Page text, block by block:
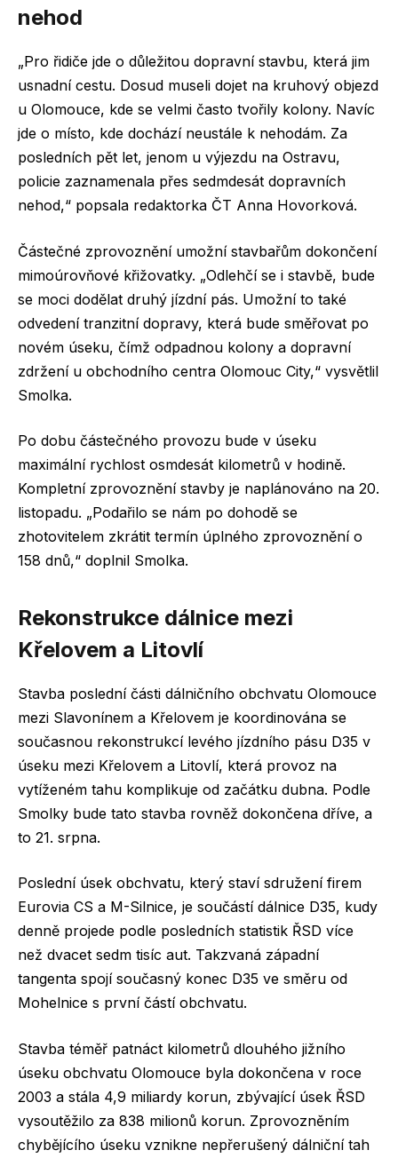
nehod
„Pro řidiče jde o důležitou dopravní stavbu, která jim
usnadní cestu. Dosud museli dojet na kruhový objezd
u Olomouce, kde se velmi často tvořily kolony. Navíc
jde o místo, kde dochází neustále k nehodám. Za
posledních pět let, jenom u výjezdu na Ostravu,
policie zaznamenala přes sedmdesát dopravních
nehod,“ popsala redaktorka ČT Anna Hovorková.
Částečné zprovoznění umožní stavbařům dokončení
mimoúrovňové křižovatky. „Odlehčí se i stavbě, bude
se moci dodělat druhý jízdní pás. Umožní to také
odvedení tranzitní dopravy, která bude směřovat po
novém úseku, čímž odpadnou kolony a dopravní
zdržení u obchodního centra Olomouc City,“ vysvětlil
Smolka.
Po dobu částečného provozu bude v úseku
maximální rychlost osmdesát kilometrů v hodině.
Kompletní zprovoznění stavby je naplánováno na 20.
listopadu. „Podařilo se nám po dohodě se
zhotovitelem zkrátit termín úplného zprovoznění o
158 dnů,“ doplnil Smolka.
Rekonstrukce dálnice mezi
Křelovem a Litovlí
Stavba poslední části dálničního obchvatu Olomouce
mezi Slavonínem a Křelovem je koordinována se
současnou rekonstrukcí levého jízdního pásu D35 v
úseku mezi Křelovem a Litovlí, která provoz na
vytíženém tahu komplikuje od začátku dubna. Podle
Smolky bude tato stavba rovněž dokončena dříve, a
to 21. srpna.
Poslední úsek obchvatu, který staví sdružení firem
Eurovia CS a M-Silnice, je součástí dálnice D35, kudy
denně projede podle posledních statistik ŘSD více
než dvacet sedm tisíc aut. Takzvaná západní
tangenta spojí současný konec D35 ve směru od
Mohelnice s první částí obchvatu.
Stavba téměř patnáct kilometrů dlouhého jižního
úseku obchvatu Olomouce byla dokončena v roce
2003 a stála 4,9 miliardy korun, zbývající úsek ŘSD
vysoutěžilo za 838 milionů korun. Zprovozněním
chybějícího úseku vznikne nepřerušený dálniční tah